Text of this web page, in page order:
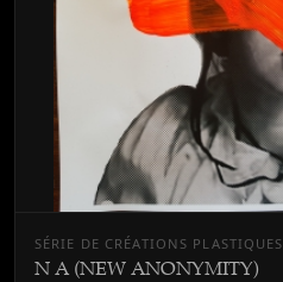
SÉRIE DE CRÉATIONS PLASTIQUES
N A (NEW ANONYMITY)